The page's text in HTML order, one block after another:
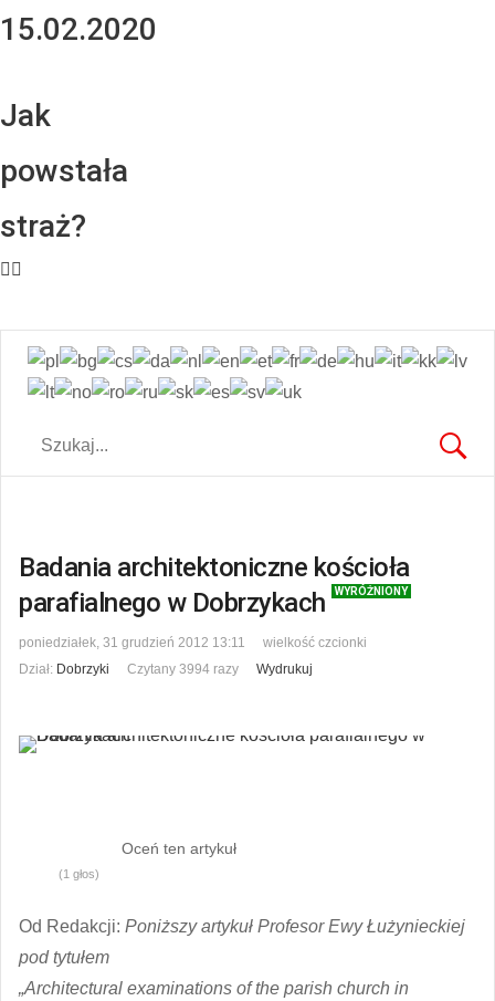
15.02.2020
Jak
powstała
straż?
Badania architektoniczne kościoła
parafialnego w Dobrzykach
WYRÓŻNIONY
poniedziałek, 31 grudzień 2012 13:11
wielkość czcionki
Dział: Dobrzyki Czytany 3994 razy Wydrukuj
Oceń ten artykuł
(1 głos)
Od Redakcji: Poniższy artykuł Profesor Ewy Łużynieckiej
pod tytułem
„Architectural examinations of the parish church in